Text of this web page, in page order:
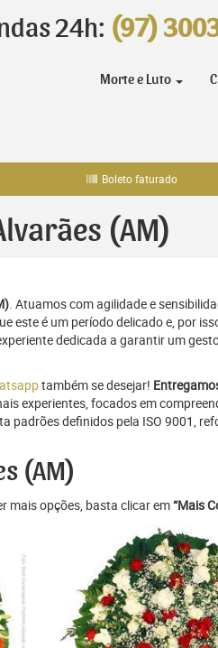
24h: (97)
Morte e Luto
Boleto faturado
(AM)
. Atuamos com agilidade e
este é um período delicado e, por
dedicada a garantir um
também se desejar!
experientes, focados em
padrões definidos pela ISO 9001,
(AM)
mais opções, basta clicar em“Mais